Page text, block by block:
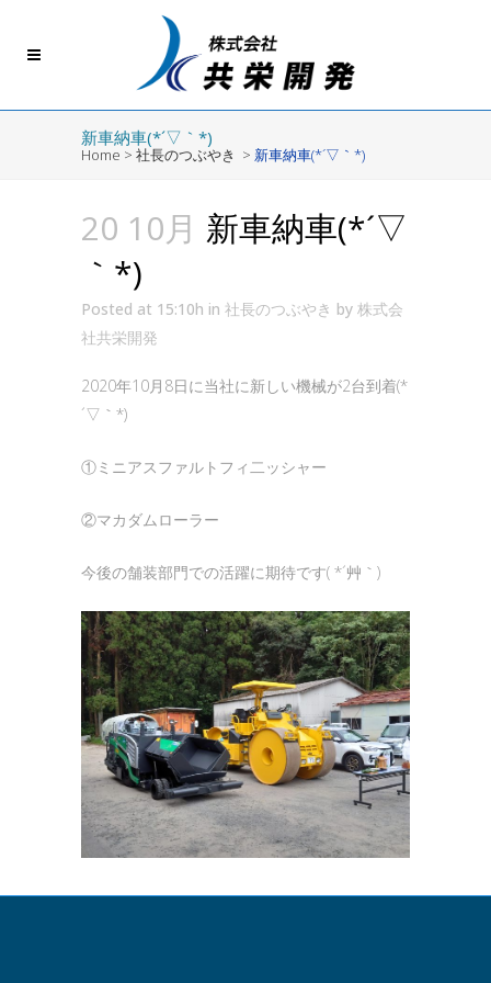
新車納車(*´▽｀*)
Home > 社長のつぶやき > 新車納車(*´▽｀*)
20 10月 新車納車(*´▽
｀*)
Posted at 15:10h in 社長のつぶやき by 株式会
社共栄開発
2020年10月8日に当社に新しい機械が2台到着(*
´▽｀*)
①ミニアスファルトフィ二ッシャー
②マカダムローラー
今後の舗装部門での活躍に期待です( *´艸｀)